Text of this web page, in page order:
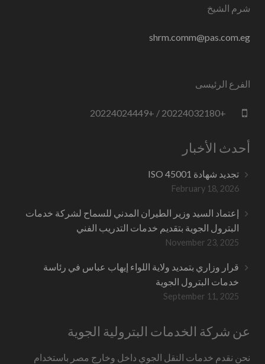
شرم الشيخ
shrm.comm@pas.com.eg
الفرع الرئيسى
+20224032180 / +20224024449
أحدث الأخبار
تجديد شهادة ISO 45001
February 18, 2026
إعتماد السيد وزير الطيران المدني للسماح لشركة خدمات
البترول الجوية بتقديم خدمات التدريب الفني
November 23, 2025
قرار وزاري بتمديد ولاية اللواء إيهاب عباس في رئاسة
خدمات البترول الجوية
September 11, 2025
عن شركة الخدمات البترولية الجوية
نحن نقدم خدمات النقل الجوي داخل وخارج مصر باستخدام